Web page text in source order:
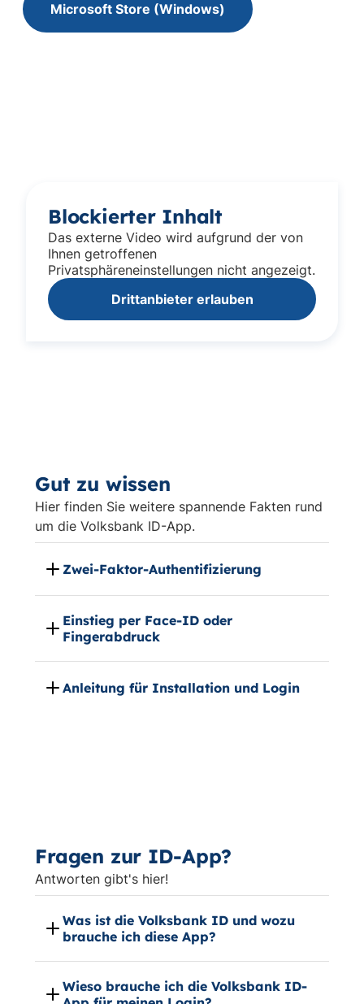
Microsoft Store (Windows)
Blockierter Inhalt
Das externe Video wird aufgrund der von
Ihnen getroffenen
Privatsphäreneinstellungen nicht angezeigt.
Drittanbieter erlauben
Gut zu wissen
Hier finden Sie weitere spannende Fakten rund
um die Volksbank ID-App.
Zwei-Faktor-Authentifizierung
Einstieg per Face-ID oder
Fingerabdruck
Anleitung für Installation und Login
Fragen zur ID-App?
Antworten gibt's hier!
Was ist die Volksbank ID und wozu
brauche ich diese App?
Wieso brauche ich die Volksbank ID-